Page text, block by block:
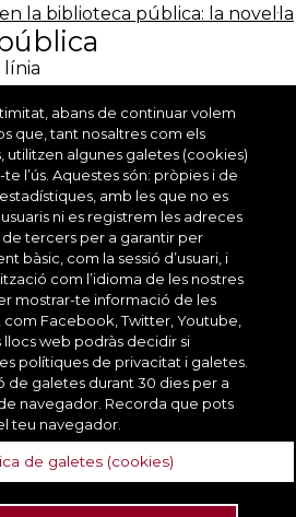
la biblioteca pública: la novel·la
línia
Serveis de Bibliote
i innovació a la biblioteca
Serveis de Bibliote
de
135.
Contacte
abans de continuar volem
que, tant nosaltres com els
utilitzen algunes galetes (cookies)
l’ús. Aquestes són: pròpies i de
amb les que no es
ni es registrem les adreces
de tercers per a garantir per
bàsic, com la sessió d’usuari, i
com l’idioma de les nostres
mostrar-te informació de les
com Facebook, Twitter, Youtube,
llocs web podràs decidir si
polítiques de privacitat i galetes.
de galetes durant 30 dies per a
navegador. Recorda que pots
teu navegador.
de galetes (cookies)